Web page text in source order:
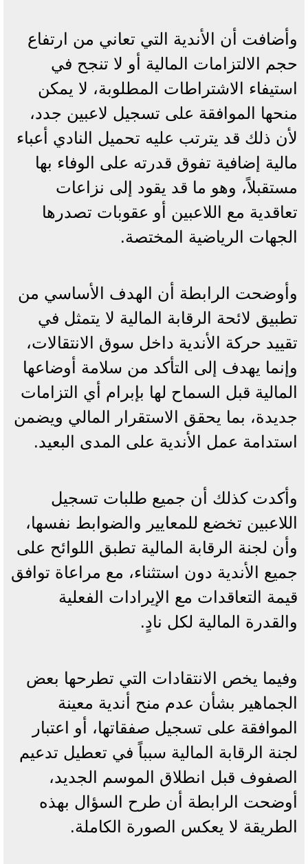
وأضافت أن الأندية التي تعاني من ارتفاع
حجم الالتزامات المالية أو لا تنجح في
استيفاء الاشتراطات المطلوبة، لا يمكن
منحها الموافقة على تسجيل لاعبين جدد،
لأن ذلك قد يترتب عليه تحميل النادي أعباء
مالية إضافية تفوق قدرته على الوفاء بها
مستقبلاً، وهو ما قد يقود إلى نزاعات
تعاقدية مع اللاعبين أو عقوبات تصدرها
الجهات الرياضية المختصة.
وأوضحت الرابطة أن الهدف الأساسي من
تطبيق لائحة الرقابة المالية لا يتمثل في
تقييد حركة الأندية داخل سوق الانتقالات،
وإنما يهدف إلى التأكد من سلامة أوضاعها
المالية قبل السماح لها بإبرام أي التزامات
جديدة، بما يحقق الاستقرار المالي ويضمن
استدامة عمل الأندية على المدى البعيد.
وأكدت كذلك أن جميع طلبات تسجيل
اللاعبين تخضع للمعايير والضوابط نفسها،
وأن لجنة الرقابة المالية تطبق اللوائح على
جميع الأندية دون استثناء، مع مراعاة توافق
قيمة التعاقدات مع الإيرادات الفعلية
والقدرة المالية لكل نادٍ.
وفيما يخص الانتقادات التي تطرحها بعض
الجماهير بشأن عدم منح أندية معينة
الموافقة على تسجيل صفقاتها، أو اعتبار
لجنة الرقابة المالية سبباً في تعطيل تدعيم
الصفوف قبل انطلاق الموسم الجديد،
أوضحت الرابطة أن طرح السؤال بهذه
الطريقة لا يعكس الصورة الكاملة.